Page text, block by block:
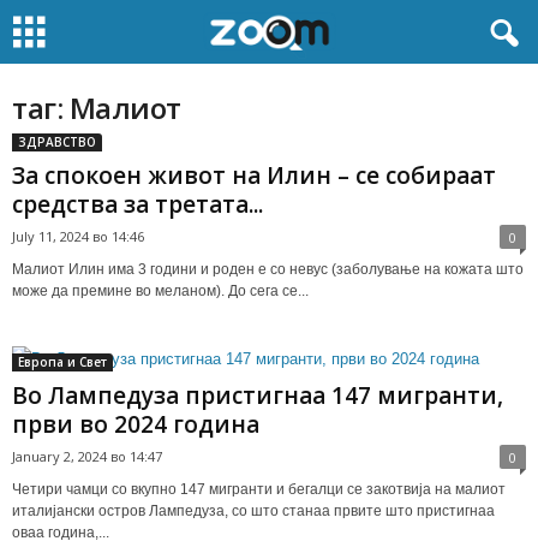
таг: Малиот
ЗДРАВСТВО
За спокоен живот на Илин – се собираат
средства за третата...
July 11, 2024 во 14:46 0
Малиот Илин има 3 години и роден е со невус (заболување на кожата што
може да премине во меланом). До сега се...
Европа и Свет
Во Лампедуза пристигнаа 147 мигранти,
први во 2024 година
January 2, 2024 во 14:47 0
Четири чамци со вкупно 147 мигранти и бегалци се закотвија на малиот
италијански остров Лампедуза, со што станаа првите што пристигнаа
оваа година,...